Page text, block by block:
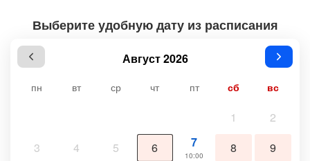
Выберите удобную дату из расписания
Август 2026
пн вт ср чт пт сб вс
1
2
3
4 5 6 7
10:00 8
9